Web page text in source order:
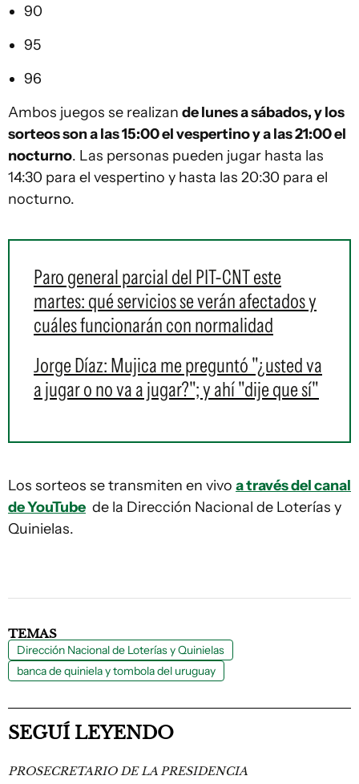
90
95
96
Ambos juegos se realizan de lunes a sábados, y los
sorteos son a las 15:00 el vespertino y a las 21:00 el
nocturno. Las personas pueden jugar hasta las
14:30 para el vespertino y hasta las 20:30 para el
nocturno.
Paro general parcial del PIT-CNT este
martes: qué servicios se verán afectados y
cuáles funcionarán con normalidad
Jorge Díaz: Mujica me preguntó "¿usted va
a jugar o no va a jugar?"; y ahí "dije que sí"
Los sorteos se transmiten en vivo a través del canal
de YouTube de la Dirección Nacional de Loterías y
Quinielas.
TEMAS
Dirección Nacional de Loterías y Quinielas
banca de quiniela y tombola del uruguay
SEGUÍ LEYENDO
PROSECRETARIO DE LA PRESIDENCIA